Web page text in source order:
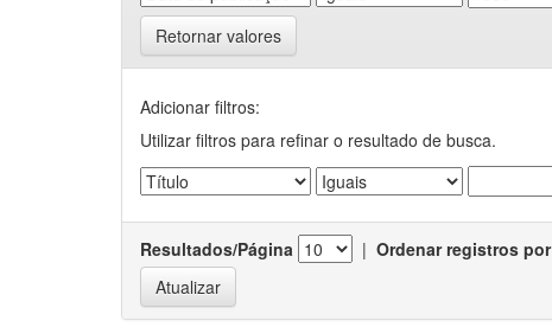
Retornar valores
Adicionar filtros:
Utilizar filtros para refinar o resultado de busca.
Resultados/Página | Ordenar registros por